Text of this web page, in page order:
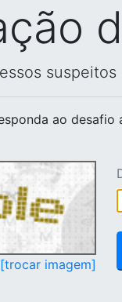
ao desafio
[trocar imagem]